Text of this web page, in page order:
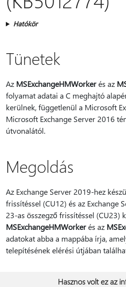
Hatókör
Tünetek
Az MSExchangeHMWorkerés az
folyamat adatai a C meghajtó
kerülnek, függetlenül a Microsoft
Microsoft Exchange Server 2016
útvonalától.
Megoldás
Az Exchange Server 2019-hez
frissítéssel (CU12) és az Exchange
23-as összegző frissítéssel (CU23)
MSExchangeHMWorkerés az
adatokat abba a mappába írja,
telepítésének elérési útjában
Hasznos volt ez az